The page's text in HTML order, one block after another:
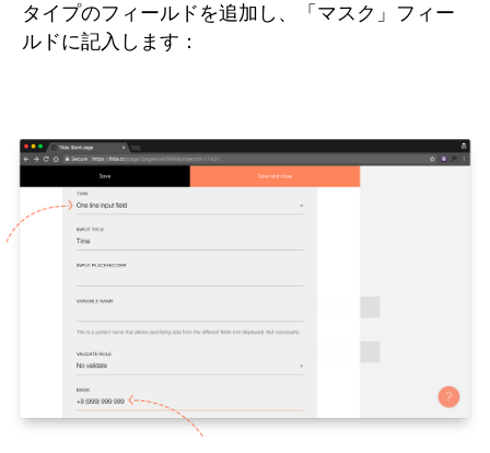
タイプのフィールドを追加し、「マスク」フィー
ルドに記入します：